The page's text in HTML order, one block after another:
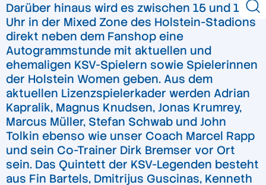
Darüber hinaus wird es zwischen 15 und 19
Uhr in der Mixed Zone des Holstein-Stadions
direkt neben dem Fanshop eine
Autogrammstunde mit aktuellen und
ehemaligen KSV-Spielern sowie Spielerinnen
der Holstein Women geben. Aus dem
aktuellen Lizenzspielerkader werden Adrian
Kapralik, Magnus Knudsen, Jonas Krumrey,
Marcus Müller, Stefan Schwab und John
Tolkin ebenso wie unser Coach Marcel Rapp
und sein Co-Trainer Dirk Bremser vor Ort
sein. Das Quintett der KSV-Legenden besteht
aus Fin Bartels, Dmitrijus Guscinas, Kenneth